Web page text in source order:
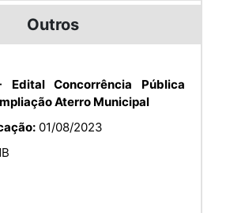
Outros
Edital Concorrência Pública
Aterro Municipal
01/08/2023